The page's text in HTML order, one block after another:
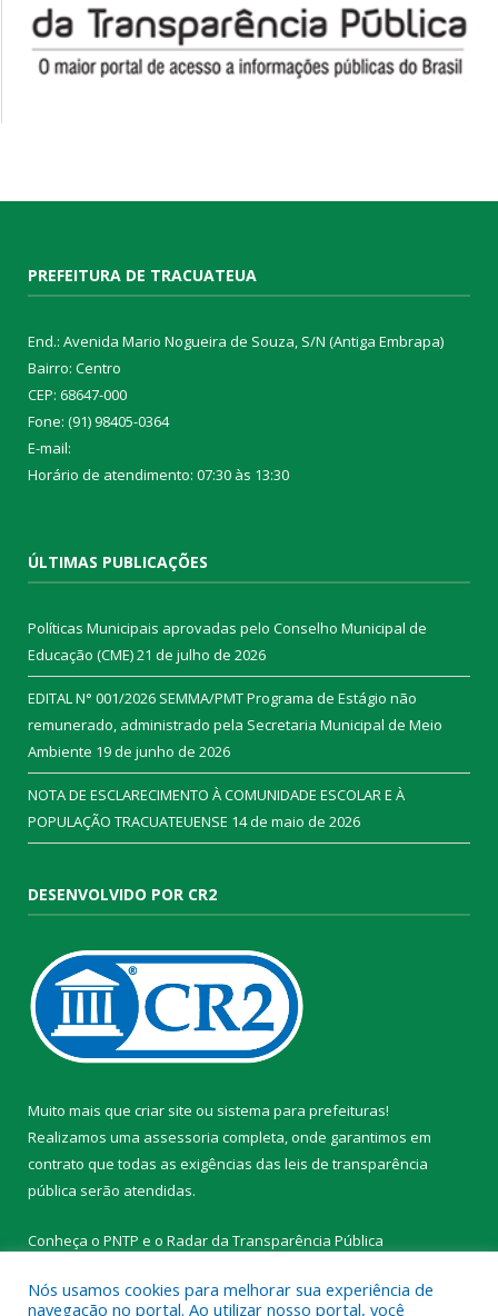
PREFEITURA DE TRACUATEUA
End.: Avenida Mario Nogueira de Souza, S/N (Antiga Embrapa)
Bairro: Centro
CEP: 68647-000
Fone: (91) 98405-0364
E-mail:
Horário de atendimento: 07:30 às 13:30
ÚLTIMAS PUBLICAÇÕES
Políticas Municipais aprovadas pelo Conselho Municipal de
Educação (CME)21 de julho de 2026
EDITAL N° 001/2026 SEMMA/PMT Programa de Estágio não
remunerado, administrado pela Secretaria Municipal de Meio
Ambiente 19 de junho de 2026
NOTA DE ESCLARECIMENTO À COMUNIDADE ESCOLAR E À
POPULAÇÃO TRACUATEUENSE 14 de maio de 2026
DESENVOLVIDO POR CR2
Muito mais que criar site ou sistema para prefeituras!
Realizamos uma assessoria completa, onde garantimos em
contrato que todas as exigências das leis de transparência
pública serão atendidas.
Conheça o PNTP e o Radar da Transparência Pública
Nós usamos cookies para melhorar sua experiência de
navegação no portal. Ao utilizar nosso portal, você